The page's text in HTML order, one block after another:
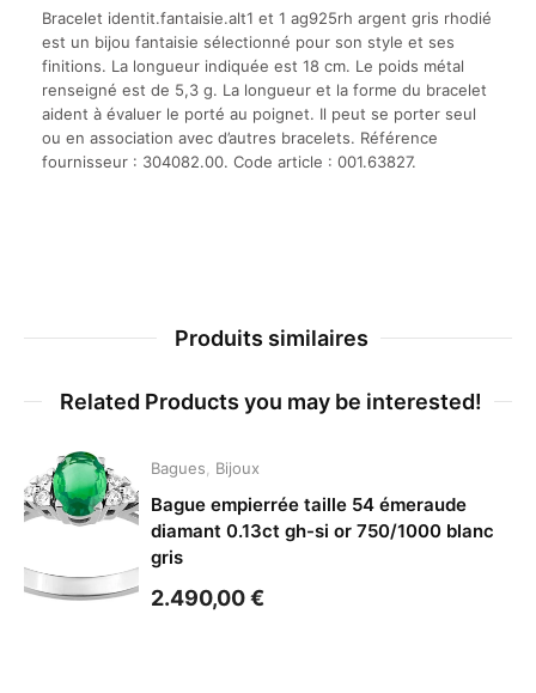
Bracelet identit.fantaisie.alt1 et 1 ag925rh argent gris rhodié
est un bijou fantaisie sélectionné pour son style et ses
finitions. La longueur indiquée est 18 cm. Le poids métal
renseigné est de 5,3 g. La longueur et la forme du bracelet
aident à évaluer le porté au poignet. Il peut se porter seul
ou en association avec d’autres bracelets. Référence
fournisseur : 304082.00. Code article : 001.63827.
Produits similaires
Related Products you may be interested!
Bagues Bijoux
Bague empierrée taille 54 émeraude
diamant 0.13ct gh-si or 750/1000 blanc
gris
2.490,00€